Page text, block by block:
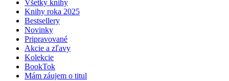
Všetky knihy
Knihy roka 2025
Bestsellery
Novinky
Pripravované
Akcie a zľavy
Kolekcie
BookTok
Mám záujem o titul